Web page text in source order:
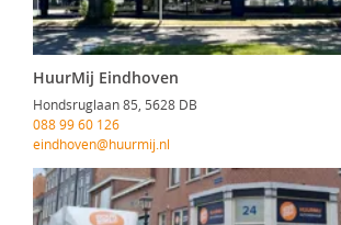
HuurMij Eindhoven
Hondsruglaan 85, 5628 DB
088 99 60 126
eindhoven@huurmij.nl